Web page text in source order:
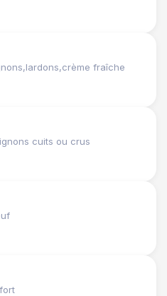
fraîche
cuits ou crus